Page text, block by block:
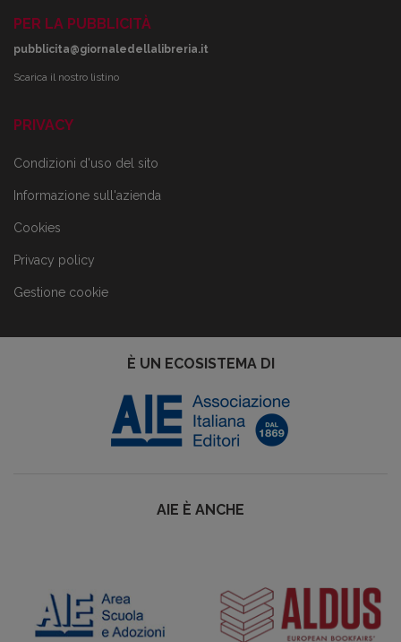
PER LA PUBBLICITÀ
pubblicita@giornaledellalibreria.it
Scarica il nostro listino
PRIVACY
Condizioni d'uso del sito
Informazione sull'azienda
Cookies
Privacy policy
Gestione cookie
È UN ECOSISTEMA DI
AIE È ANCHE